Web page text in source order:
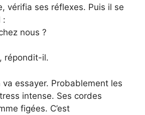
vérifia ses réflexes. Puis il se
:
nous ?
répondit-il.
essayer. Probablement les
intense. Ses cordes
figées. C’est